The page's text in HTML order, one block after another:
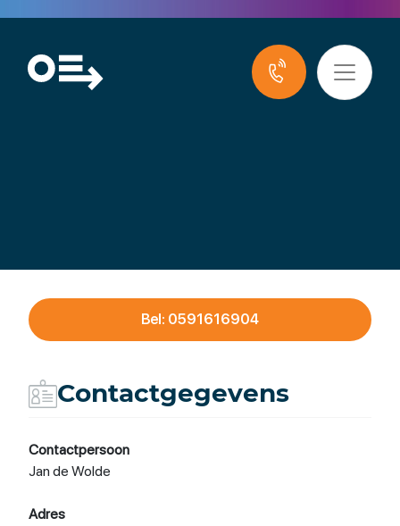
Precisiebewerking
Bel: 0591616904
Contactgegevens
Contactpersoon
Jan de Wolde
Adres